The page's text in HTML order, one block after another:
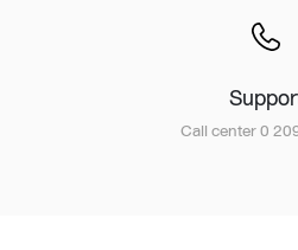
Call center 0